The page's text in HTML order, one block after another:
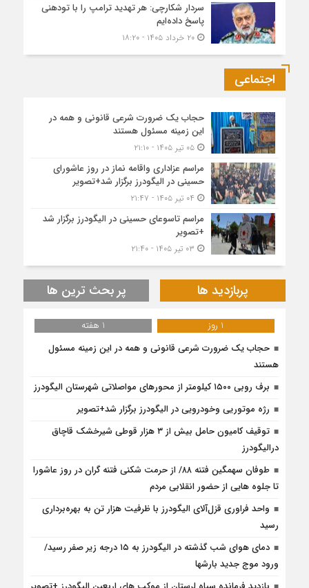
سردار شکارچی: هر تهدید ترامپ را با تودهنی
پاسخ داده‌ایم
۲۰ خرداد ۱۴۰۵ - ۱۸:۲۰
اجتماعی
حجاب یک ضرورت شرعی قانونی و همه در
این زمینه مسئول هستند
۰۵ تیر ۱۴۰۵ - ۲۱:۱۰
مراسم عزاداری واقامه نماز در روز عاشورای
حسینی در الیگودرز برگزار شد+تصویر
مراسم تاسوعای حسینی در الیگودرز برگزار شد
+تصویر
پربازدید ها پر بحث ترین ها
1 روز
1 هفته
حجاب یک ضرورت شرعی قانونی و همه در این زمینه مسئول
هستند
برف روبی ۱۵۰۰ کیلومتر از محور‌های مواصلاتی شهرستان الیگودرز
رژه موتوریی وخودرویی در الیگودرز برگزار شد+تصویر
توقیف کامیون حامل بیش از ۳ هزار قوطی شیرخشک قاچاق
درالیگودرز
طوفان سهمگین فتنه ۸۸/ از حرمت شکنی فتنه گران در روز عاشورا
تا جلوه هایی از حضور انقلابی مردم
واحد فراوری قزل‌آلای الیگودرز با ظرفیت هزار تن به بهره‌برداری
رسید
دمای هوای شب گذشته در الیگودرز به ۱۵ درجه زیر صفر رسید/
ورود موج جدید بارشها